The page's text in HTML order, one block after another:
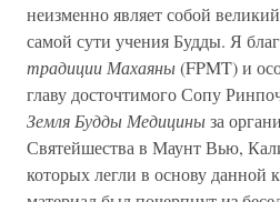
неизменно являет собой
самой сути учения Будды. Я
традиции Махаяны(FPMT) и
главу досточтимого Сопу
Земля Будды Медициныза
Святейшества в Маунт Вью,
которых легли в основу